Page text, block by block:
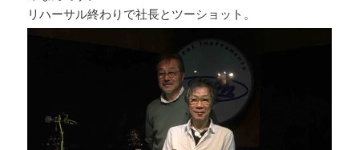
リハーサル終わりで社長とツーショット。